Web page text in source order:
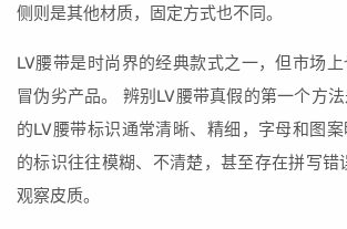
侧则是其他材质，固定方式也不同。
LV腰带是时尚界的经典款式之一，但市场
冒伪劣产品。 辨别LV腰带真假的第一个方
的LV腰带标识通常清晰、精细，字母和图
的标识往往模糊、不清楚，甚至存在拼写错
观察皮质。